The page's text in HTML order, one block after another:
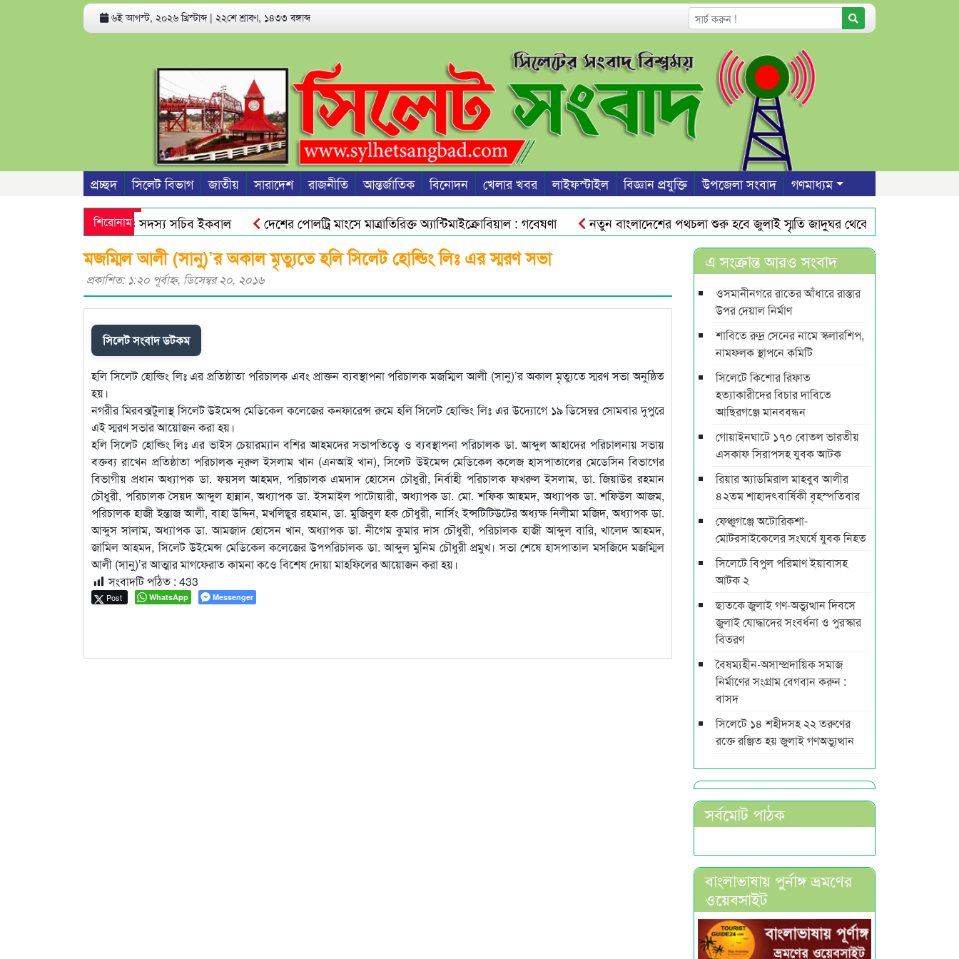
৬ই আগস্ট, ২০২৬ খ্রিস্টাব্দ | ২২শে শ্রাবণ, ১৪৩৩ বঙ্গাব্দ
প্রচ্ছদ সিলেট বিভাগ জাতীয় সারাদেশ রাজনীতি আন্তর্জাতিক বিনোদন খেলার খবর লাইফস্টাইল বিজ্ঞান প্রযুক্তি উপজেলা সংবাদ গণমাধ্যম
শিরোনাম
আহবায়ক আবুল ও সদস্য সচিব ইকবাল দেশের পোলট্রি মাংসে মাত্রাতিরিক্ত অ্যান্টিমাইক্রোবিয়াল : গবেষণা নতুন বাংলাদেশের পথচলা শুরু হবে জুলাই স্মৃতি জাদুঘর থেকে : ড. ইউনূস
সিলেট মহানগর বিএনপির কর্মসূচি
সিলেটে ডিবি পুলিশ পরিচয়ে যুবককে অপহরণের চেষ্টা সিলেটে অনলাইন জুয়া চক্রের ৭ সদস্য গ্রেফতার মালয়েশিয়ায় সহকর্মীদের সংঘর্ষের জেরে ৩
মজম্মিল আলী (সানু)’র অকাল মৃত্যুতে হলি সিলেট হোল্ডিং লিঃ এর স্মরণ সভা
প্রকাশিত: ১:২০ পূর্বাহ্ণ, ডিসেম্বর ২০, ২০১৬
সিলেট সংবাদ ডটকম
হলি সিলেট হোল্ডিং লিঃ এর প্রতিষ্ঠাতা পরিচালক এবং প্রাক্তন ব্যবস্থাপনা পরিচালক মজম্মিল আলী (সানু)’র অকাল মৃত্যুতে স্মরণ সভা অনুষ্ঠিত
হয়।
নগরীর মিরবক্সটুলাস্থ সিলেট উইমেন্স মেডিকেল কলেজের কনফারেন্স রুমে হলি সিলেট হোল্ডিং লিঃ এর উদ্যোগে ১৯ ডিসেম্বর সোমবার দুপুরে
এই স্মরণ সভার আয়োজন করা হয়।
হলি সিলেট হোল্ডিং লিঃ এর ভাইস চেয়ারম্যান বশির আহমদের সভাপতিত্বে ও ব্যবস্থাপনা পরিচালক ডা. আব্দুল আহাদের পরিচালনায় সভায়
বক্তব্য রাখেন প্রতিষ্ঠাতা পরিচালক নূরুল ইসলাম খান (এনআই খান), সিলেট উইমেন্স মেডিকেল কলেজ হাসপাতালের মেডেসিন বিভাগের
বিভাগীয় প্রধান অধ্যাপক ডা. ফয়সল আহমদ, পরিচালক এমদাদ হোসেন চৌধুরী, নির্বাহী পরিচালক ফখরুল ইসলাম, ডা. জিয়াউর রহমান
চৌধুরী, পরিচালক সৈয়দ আব্দুল হান্নান, অধ্যাপক ডা. ইসমাইল পাটোয়ারী, অধ্যাপক ডা. মো. শফিক আহমদ, অধ্যাপক ডা. শফিউল আজম,
পরিচালক হাজী ইন্তাজ আলী, বাহা উদ্দিন, মখলিছুর রহমান, ডা. মুজিবুল হক চৌধুরী, নার্সিং ইন্সটিটিউটের অধ্যক্ষ নিলীমা মজিদ, অধ্যাপক ডা.
আব্দুস সালাম, অধ্যাপক ডা. আমজাদ হোসেন খান, অধ্যাপক ডা. নীগেম কুমার দাস চৌধুরী, পরিচালক হাজী আব্দুল বারি, খালেদ আহমদ,
জামিল আহমদ, সিলেট উইমেন্স মেডিকেল কলেজের উপপরিচালক ডা. আব্দুল মুনিম চৌধুরী প্রমুখ। সভা শেষে হাসপাতাল মসজিদে মজম্মিল
আলী (সানু)’র আত্মার মাগফেরাত কামনা কওে বিশেষ দোয়া মাহফিলের আয়োজন করা হয়।
সংবাদটি পঠিত : 433
Post WhatsApp Messenger
এ সংক্রান্ত আরও সংবাদ
ওসমানীনগরে রাতের আঁধারে রাস্তার
উপর দেয়াল নির্মাণ
শাবিতে রুদ্র সেনের নামে স্কলারশিপ,
নামফলক স্থাপনে কমিটি
সিলেটে কিশোর রিফাত
হত্যাকারীদের বিচার দাবিতে
আছিরগঞ্জে মানববন্ধন
গোয়াইনঘাটে ১৭০ বোতল ভারতীয়
এসকাফ সিরাপসহ যুবক আটক
রিয়ার অ্যাডমিরাল মাহবুব আলীর
৪২তম শাহাদৎবার্ষিকী বৃহস্পতিবার
ফেঞ্চুগঞ্জে অটোরিকশা-
মোটরসাইকেলের সংঘর্ষে যুবক নিহত
সিলেটে বিপুল পরিমাণ ইয়াবাসহ
আটক ২
ছাতকে জুলাই গণ-অভ্যুত্থান দিবসে
জুলাই যোদ্ধাদের সংবর্ধনা ও পুরস্কার
বিতরণ
বৈষম্যহীন-অসাম্প্রদায়িক সমাজ
নির্মাণের সংগ্রাম বেগবান করুন :
বাসদ
সিলেটে ১৪ শহীদসহ ২২ তরুণের
রক্তে রঞ্জিত হয় জুলাই গণঅভ্যুত্থান
সর্বমোট পাঠক
বাংলাভাষায় পুর্নাঙ্গ ভ্রমণের
ওয়েবসাইট